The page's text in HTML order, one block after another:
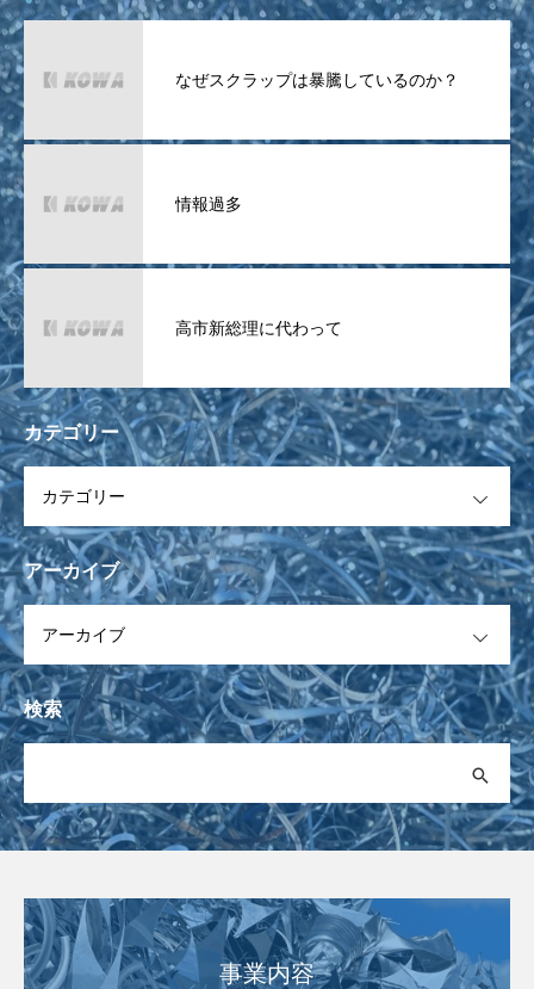
なぜスクラップは暴騰しているのか？
情報過多
高市新総理に代わって
カテゴリー
アーカイブ
検索
事業内容